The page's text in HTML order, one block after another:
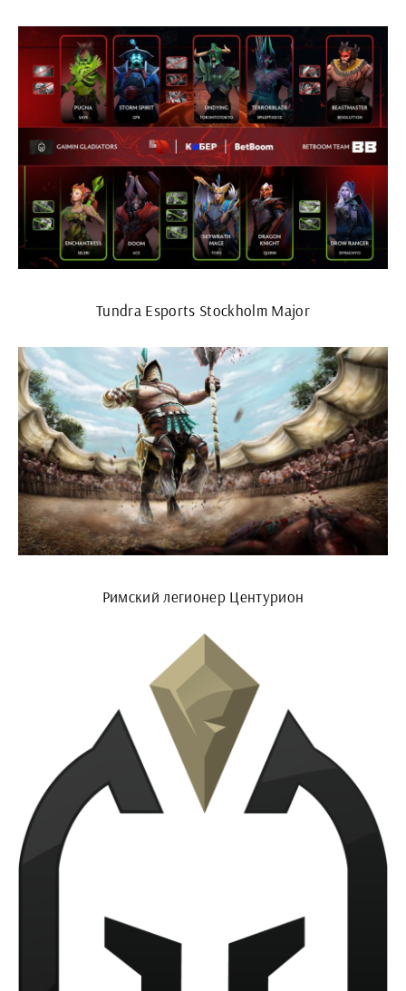
Tundra Esports Stockholm Major
Римский легионер Центурион